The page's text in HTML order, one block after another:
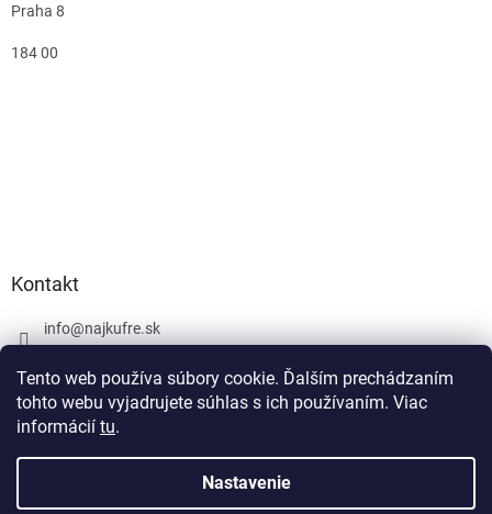
Tento web používa súbory cookie. Ďalším prechádzaním
tohto webu vyjadrujete súhlas s ich používaním. Viac
informácií tu.
Nastavenie
Praha 8
184 00
Kontakt
info@najkufre.sk
Facebook
Vytvoril Shoptet